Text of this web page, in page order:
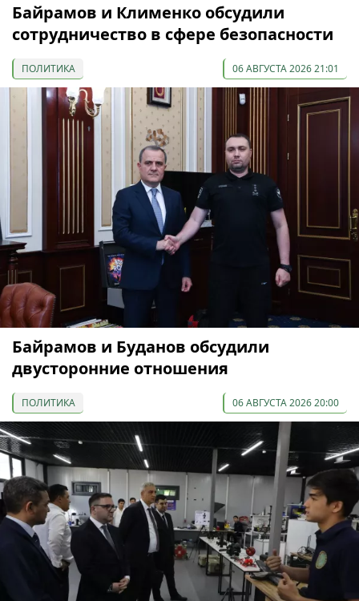
Байрамов и Клименко обсудили
сотрудничество в сфере безопасности
ПОЛИТИКА 06 АВГУСТА 2026 21:01
Байрамов и Буданов обсудили
двусторонние отношения
ПОЛИТИКА 06 АВГУСТА 2026 20:00